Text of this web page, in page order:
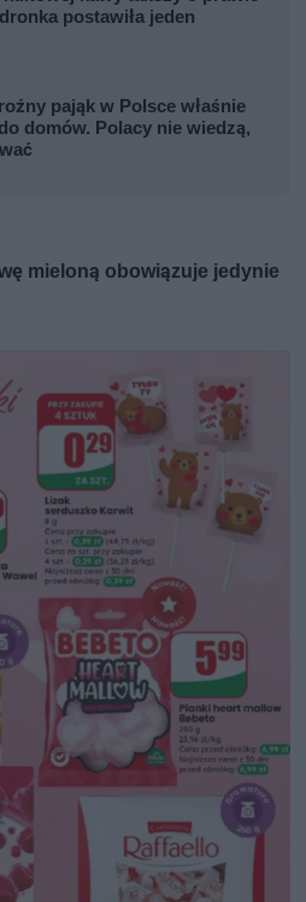
postawiła jeden
pająk w Polsce właśnie
domów. Polacy nie wiedzą,
mieloną obowiązuje jedynie